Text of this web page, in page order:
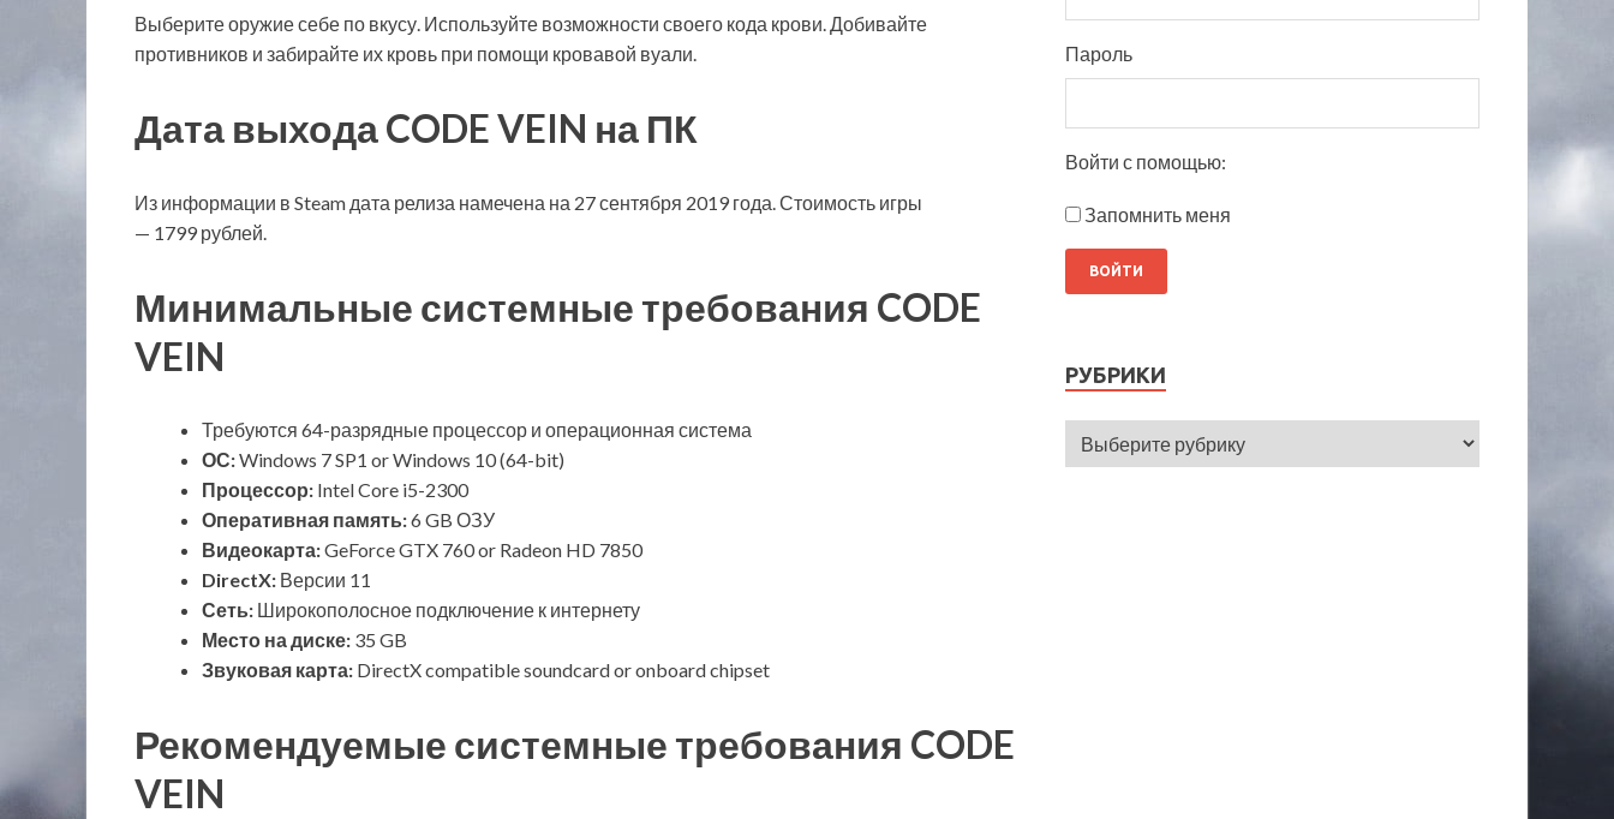
Выберите оружие себе по вкусу. Используйте возможности своего кода крови. Добивайте
противников и забирайте их кровь при помощи кровавой вуали.
Дата выхода CODE VEIN на ПК
Из информации в Steam дата релиза намечена на 27 сентября 2019 года. Стоимость игры
— 1799 рублей.
Минимальные системные требования CODE
VEIN
Требуются 64-разрядные процессор и операционная система
ОС:Windows 7 SP1 or Windows 10 (64-bit)
Процессор: Intel Core i5-2300
Оперативная память:6 GB ОЗУ
Видеокарта:GeForce GTX 760 or Radeon HD 7850
DirectX: Версии 11
Сеть: Широкополосное подключение к интернету
Место на диске: 35 GB
Звуковая карта: DirectX compatible soundcard or onboard chipset
Рекомендуемые системные требования CODE
VEIN
Пароль
Войти с помощью:
Запомнить меня
РУБРИКИ